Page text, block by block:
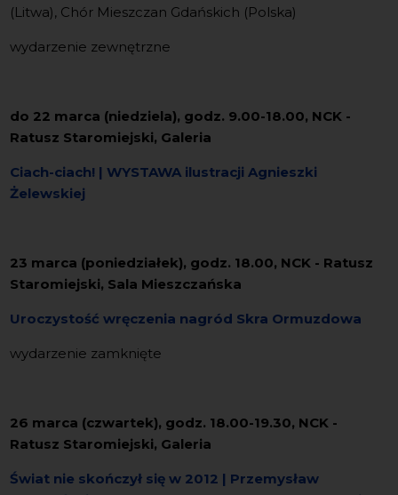
(Litwa), Chór Mieszczan Gdańskich (Polska)
wydarzenie zewnętrzne
do 22 marca (niedziela), godz. 9.00-18.00, NCK -
Ratusz Staromiejski, Galeria
Ciach-ciach! | WYSTAWA ilustracji Agnieszki
Żelewskiej
23 marca (poniedziałek), godz. 18.00, NCK - Ratusz
Staromiejski, Sala Mieszczańska
Uroczystość wręczenia nagród Skra Ormuzdowa
wydarzenie zamknięte
26 marca (czwartek), godz. 18.00-19.30, NCK -
Ratusz Staromiejski, Galeria
Świat nie skończył się w 2012 | Przemysław